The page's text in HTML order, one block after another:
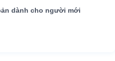
dành cho người mới